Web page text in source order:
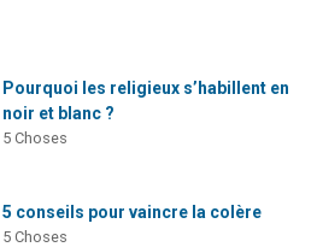
Pourquoi les religieux s’habillent en
noir et blanc ?
5 Choses
5 conseils pour vaincre la colère
5 Choses